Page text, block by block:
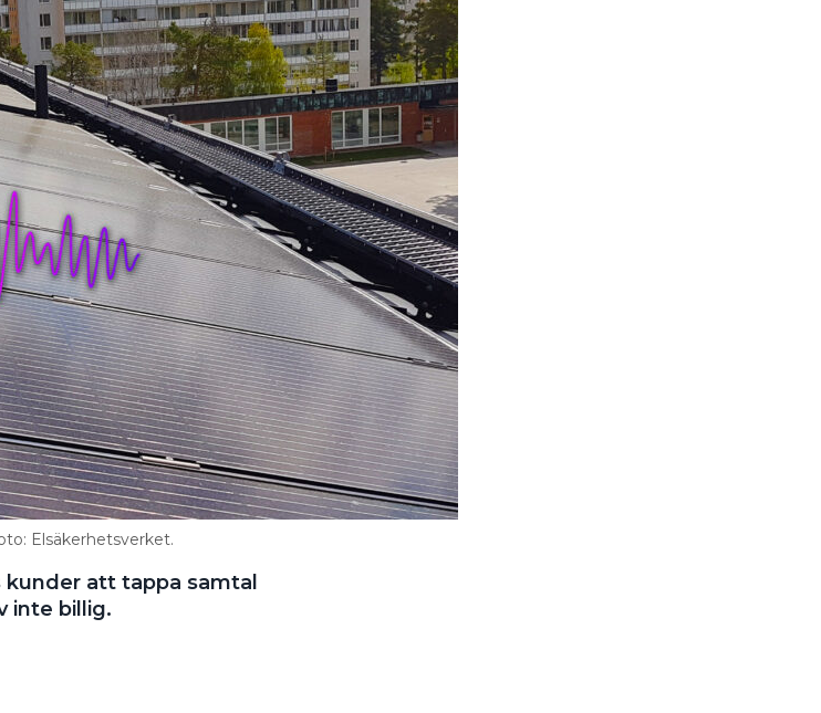
Elsäkerhetsverket.
att tappa samtal
inte billig.